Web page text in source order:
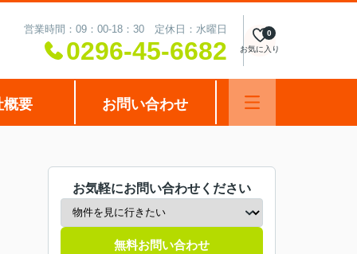
営業時間：09：00-18：30 定休日：水曜日
0296-45-6682 お気に入り
0
概要 お問い合わせ
お気軽にお問い合わせください
無料お問い合わせ